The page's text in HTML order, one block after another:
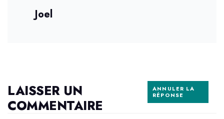
Joel
LAISSER UN
COMMENTAIRE
ANNULER LA
RÉPONSE